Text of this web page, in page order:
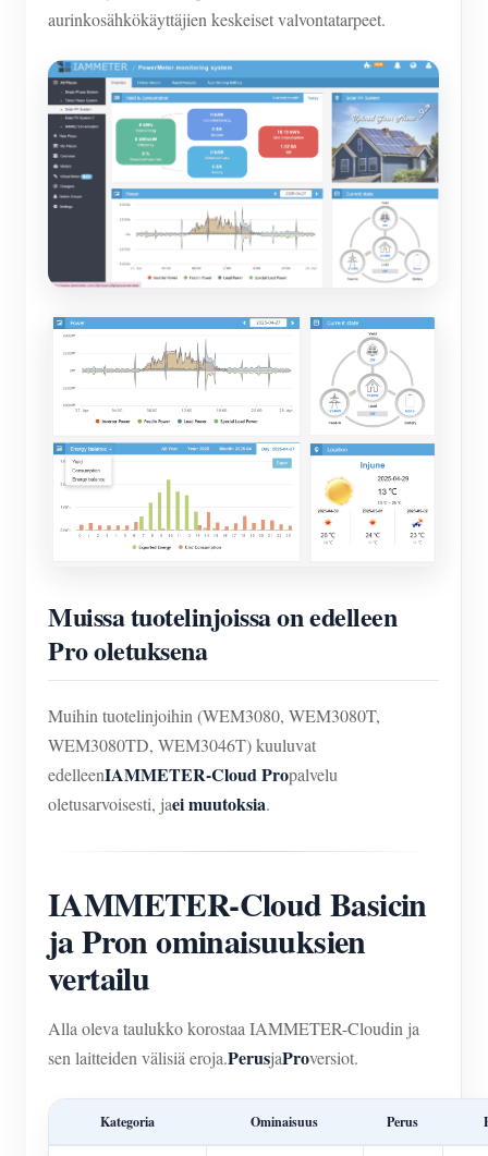
aurinkosähkökäyttäjien keskeiset valvontatarpeet.
Muissa tuotelinjoissa on edelleen
Pro oletuksena
Muihin tuotelinjoihin (WEM3080, WEM3080T,
WEM3080TD, WEM3046T) kuuluvat
edelleenIAMMETER-Cloud Propalvelu
oletusarvoisesti, jaei muutoksia.
IAMMETER-Cloud Basicin
ja Pron ominaisuuksien
vertailu
Alla oleva taulukko korostaa IAMMETER-Cloudin ja
sen laitteiden välisiä eroja.PerusjaProversiot.
Kategoria Ominaisuus Perus